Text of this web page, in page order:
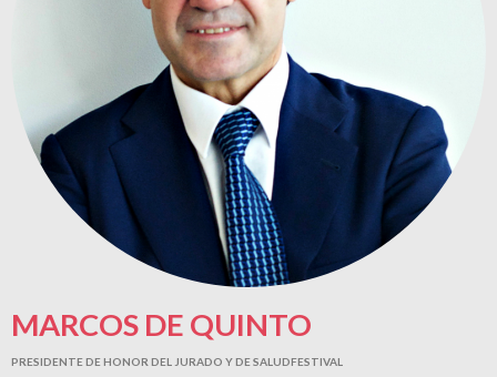
MARCOS DE QUINTO
PRESIDENTE DE HONOR DEL JURADO Y DE SALUDFESTIVAL